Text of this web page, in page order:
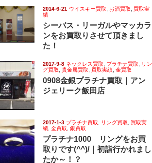
2014-6-21 ウイスキー買取 お酒買取
買取実
績
シーバス・リーガルやマッカラ
ンをお買取りさせて頂きまし
た！
2017-9-8 ネックレス買取 プラチナ買取
リン
グ買取 貴金属買取 買取実績 金買取
0908金銀プラチナ買取｜アン
ジェリーク飯田店
2017-1-3 プラチナ買取 リング買取
買取実
績 金買取 銀買取
プラチナ1000 リングをお買
取りです(^^)/｜初詣行かれまし
たか～！？